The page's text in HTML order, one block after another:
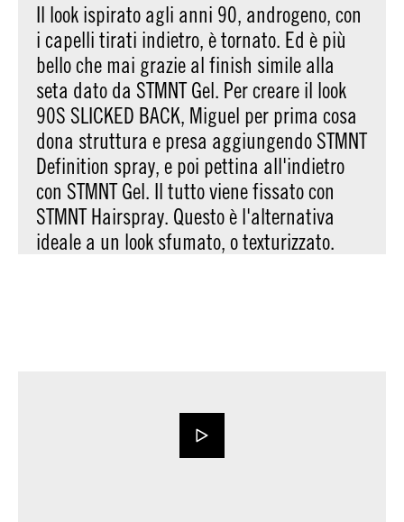
Il look ispirato agli anni 90, androgeno, con
i capelli tirati indietro, è tornato. Ed è più
bello che mai grazie al finish simile alla
seta dato da STMNT Gel. Per creare il look
90S SLICKED BACK, Miguel per prima cosa
dona struttura e presa aggiungendo STMNT
Definition spray, e poi pettina all'indietro
con STMNT Gel. Il tutto viene fissato con
STMNT Hairspray. Questo è l'alternativa
ideale a un look sfumato, o texturizzato.